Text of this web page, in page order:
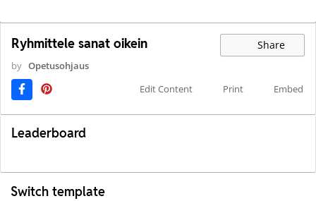
Ryhmittele sanat oikein Share
by Opetusohjaus
Edit Content
Print Embed
Leaderboard
Switch template